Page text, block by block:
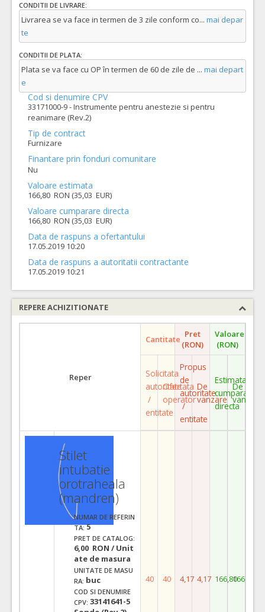
CONDITII DE LIVRARE:
Livrarea se va face in termen de 3 zile conform co... mai depar
te
CONDITII DE PLATA:
Plata se va face cu OP în termen de 60 de zile de ... mai depart
e
Cod si denumire CPV
33171000-9 - Instrumente pentru anestezie si pentru
reanimare (Rev.2)
Tip de contract
Furnizare
Finantare prin fonduri comunitare
Nu
Valoare estimata
166,80 RON (35,03 EUR)
Valoare cumparare directa
166,80 RON (35,03 EUR)
Data de raspuns a ofertantului
17.05.2019 10:20
Data de raspuns a autoritatii contractante
17.05.2019 10:21
REPERE ACHIZITIONATE
Reper
Cantitate Pret
(RON)
Valoare
(RON)
Solicitata
autoritate
/
entitate
Ofertata
operator
Propus
de
autoritate
/
entitate
De
vanzare
Estimata
cumparare
directa
De
vanzare
Stilet
intubatie
orotraheala
(mandren)
NUMAR DE REFERIN
TA: 5
PRET DE CATALOG:
6,00 RON / Unit
ate de masura
UNITATE DE MASU
RA: buc
COD SI DENUMIRE
CPV: 33141641-5
40 40 4,17 4,17 166,80166,80